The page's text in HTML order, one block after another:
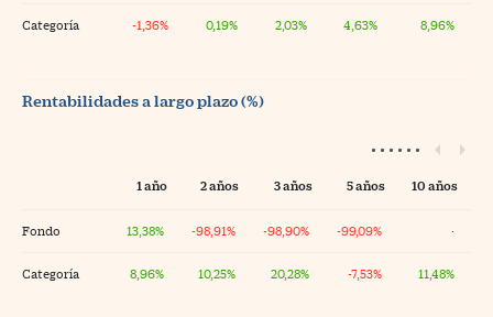
Categoría -1,36% 0,19% 2,03% 4,63% 8,96%
Rentabilidades a largo plazo (%)
1 año 2 años 3 años 5 años 10 años
Fondo 13,38% -98,91% -98,90% -99,09% ·
Categoría 8,96% 10,25% 20,28% -7,53% 11,48%